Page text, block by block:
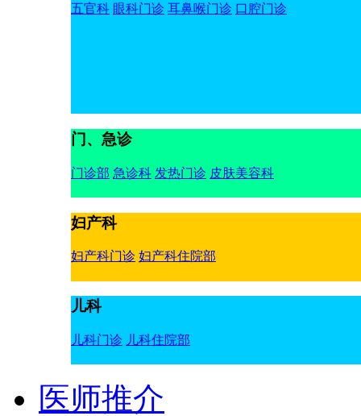
五官科 眼科门诊 耳鼻喉门诊 口腔门诊
门、急诊
门诊部 急诊科 发热门诊 皮肤美容科
妇产科
妇产科门诊 妇产科住院部
儿科
儿科门诊 儿科住院部
医师推介